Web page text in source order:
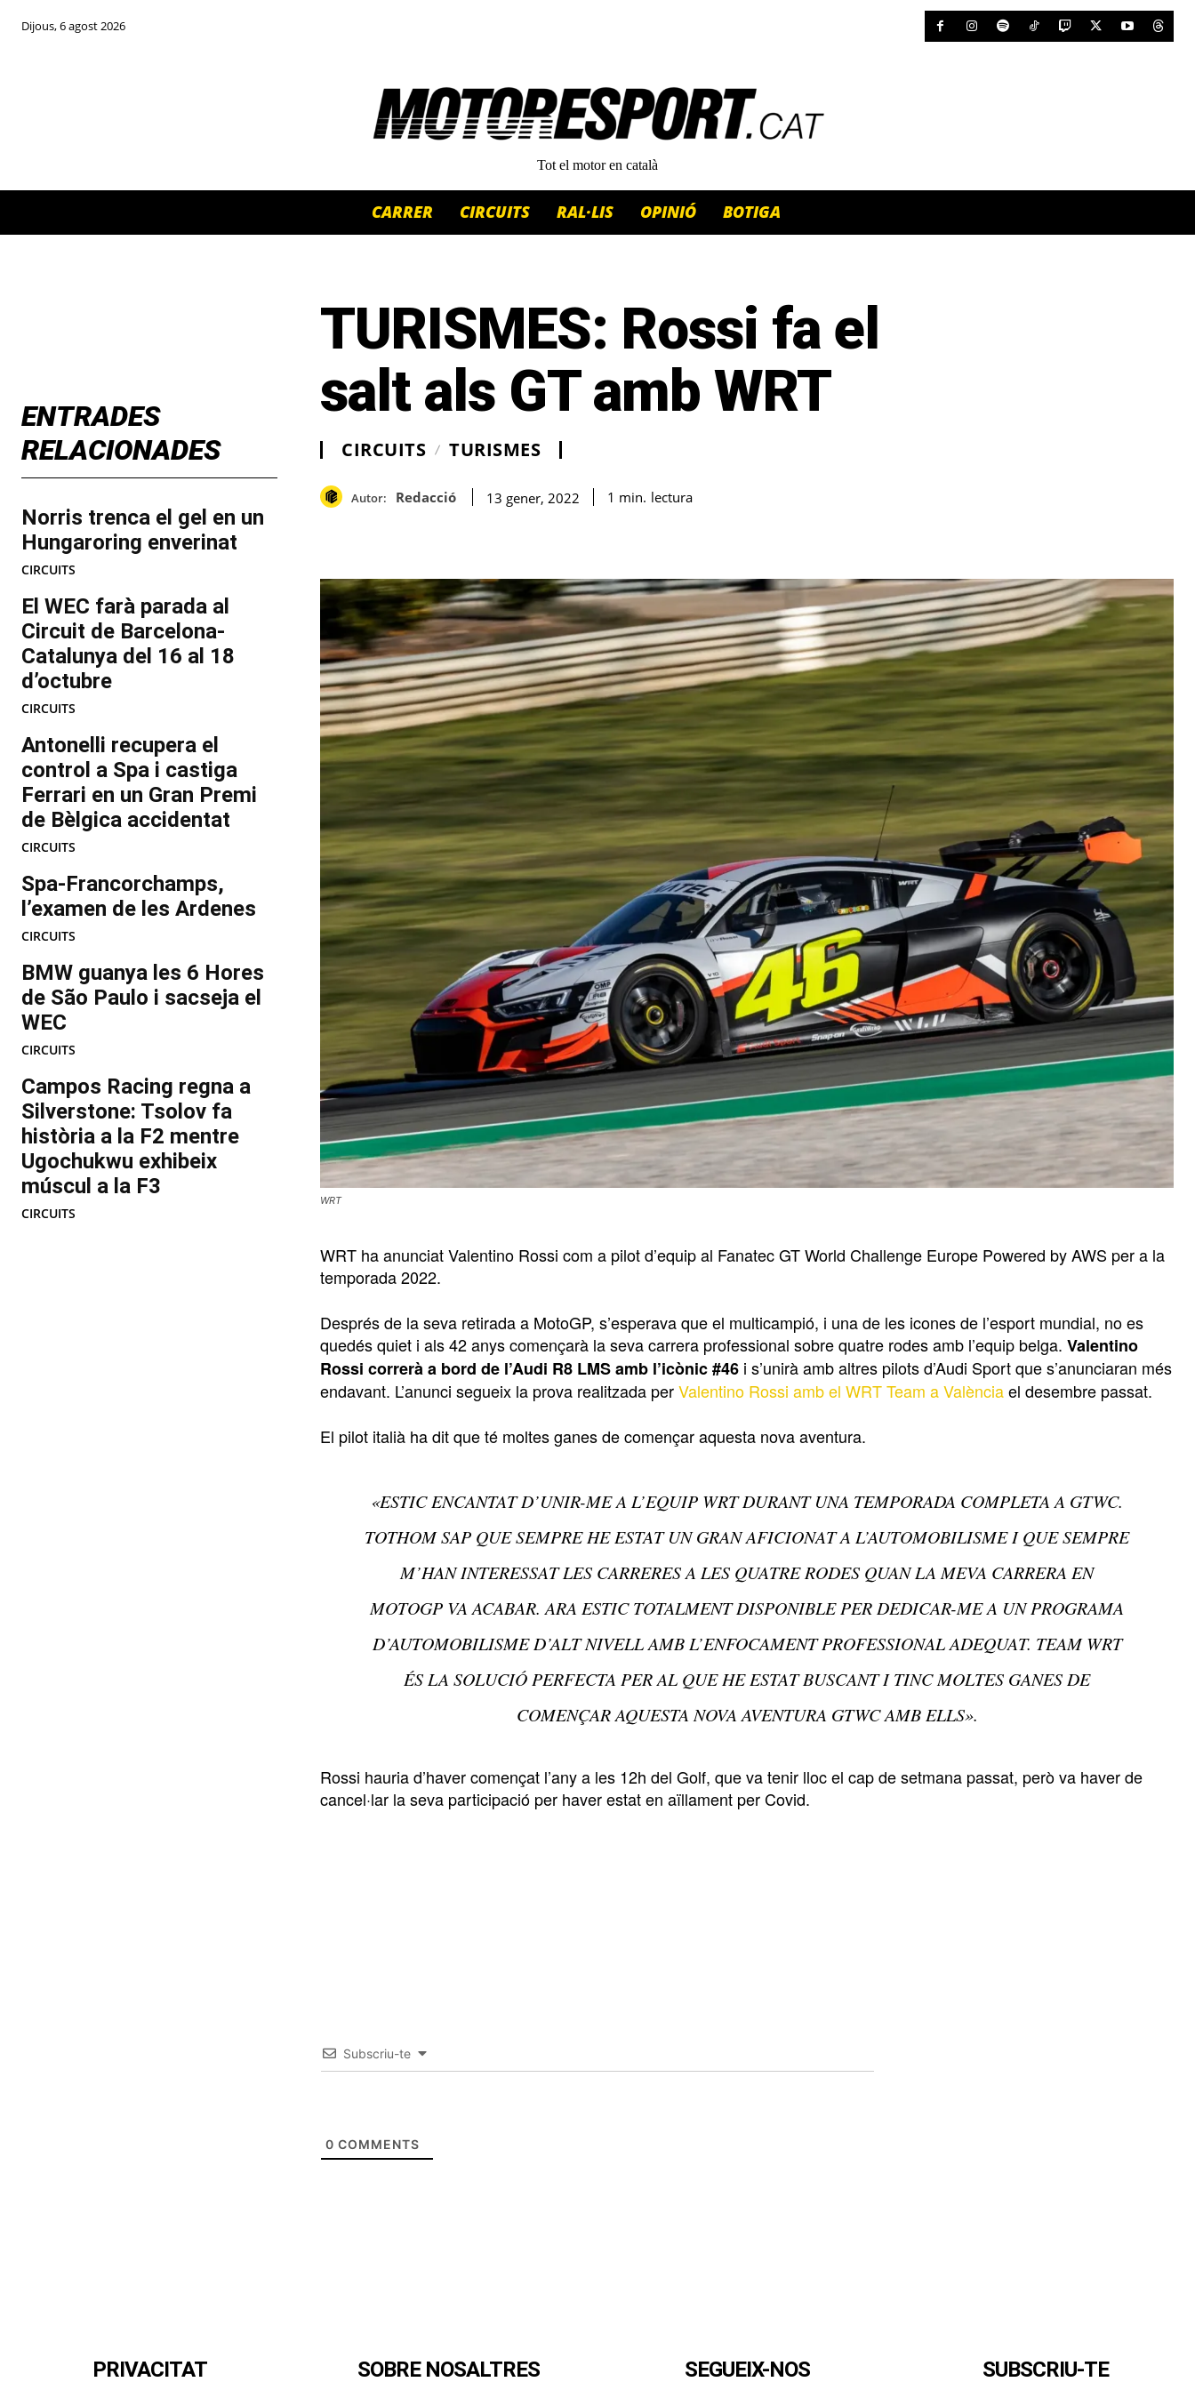
Dijous, 6 agost 2026
Tot el motor en català
CARRER CIRCUITS RAL·LIS OPINIÓ BOTIGA
ENTRADES
RELACIONADES
Norris trenca el gel en un
Hungaroring enverinat
CIRCUITS
El WEC farà parada al
Circuit de Barcelona-
Catalunya del 16 al 18
d’octubre
CIRCUITS
Antonelli recupera el
control a Spa i castiga
Ferrari en un Gran Premi
de Bèlgica accidentat
CIRCUITS
Spa-Francorchamps,
l’examen de les Ardenes
CIRCUITS
BMW guanya les 6 Hores
de São Paulo i sacseja el
WEC
CIRCUITS
Campos Racing regna a
Silverstone: Tsolov fa
història a la F2 mentre
Ugochukwu exhibeix
múscul a la F3
CIRCUITS
TURISMES: Rossi fa el
salt als GT amb WRT
CIRCUITS TURISMES
Autor: Redacció 13 gener, 2022 1 min. lectura
WRT
WRT ha anunciat Valentino Rossi com a pilot d’equip al Fanatec GT World Challenge Europe Powered by AWS per a la
temporada 2022.
Després de la seva retirada a MotoGP, s’esperava que el multicampió, i una de les icones de l’esport mundial, no es
quedés quiet i als 42 anys començarà la seva carrera professional sobre quatre rodes amb l’equip belga. Valentino
Rossi correrà a bord de l’Audi R8 LMS amb l’icònic #46 i s’unirà amb altres pilots d’Audi Sport que s’anunciaran més
endavant. L’anunci segueix la prova realitzada perValentino Rossi amb el WRT Team a Valènciael desembre passat.
El pilot italià ha dit que té moltes ganes de començar aquesta nova aventura.
«ESTIC ENCANTAT D’UNIR-ME A L’EQUIP WRT DURANT UNA TEMPORADA COMPLETA A GTWC.
TOTHOM SAP QUE SEMPRE HE ESTAT UN GRAN AFICIONAT A L’AUTOMOBILISME I QUE SEMPRE
M’HAN INTERESSAT LES CARRERES A LES QUATRE RODES QUAN LA MEVA CARRERA EN
MOTOGP VA ACABAR. ARA ESTIC TOTALMENT DISPONIBLE PER DEDICAR-ME A UN PROGRAMA
D’AUTOMOBILISME D’ALT NIVELL AMB L’ENFOCAMENT PROFESSIONAL ADEQUAT. TEAM WRT
ÉS LA SOLUCIÓ PERFECTA PER AL QUE HE ESTAT BUSCANT I TINC MOLTES GANES DE
COMENÇAR AQUESTA NOVA AVENTURA GTWC AMB ELLS».
Rossi hauria d’haver començat l’any a les 12h del Golf, que va tenir lloc el cap de setmana passat, però va haver de
cancel·lar la seva participació per haver estat en aïllament per Covid.
Subscriu-te
0 COMMENTS
PRIVACITAT SOBRE NOSALTRES SEGUEIX-NOS SUBSCRIU-TE